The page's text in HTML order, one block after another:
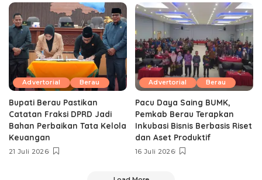
Advertorial Berau
Bupati Berau Pastikan
Catatan Fraksi DPRD Jadi
Bahan Perbaikan Tata Kelola
Keuangan
21 Juli 2026
Advertorial Berau
Pacu Daya Saing BUMK,
Pemkab Berau Terapkan
Inkubasi Bisnis Berbasis Riset
dan Aset Produktif ‎
16 Juli 2026